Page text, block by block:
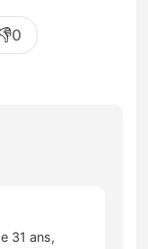
0
31 ans,